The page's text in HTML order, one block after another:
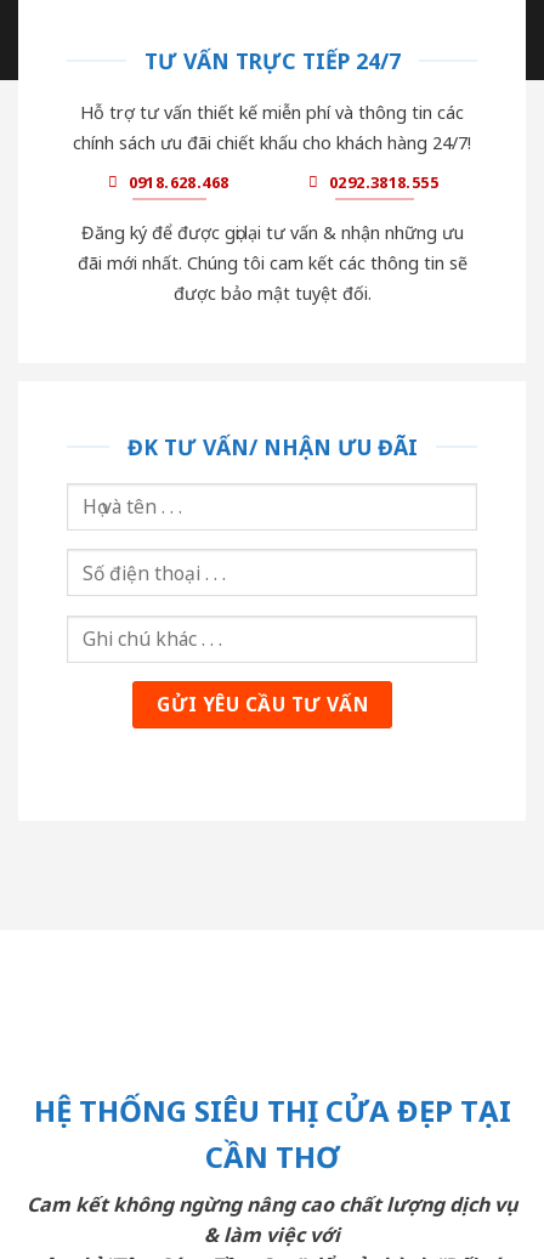
TƯ VẤN TRỰC TIẾP 24/7
Hỗ trợ tư vấn thiết kế miễn phí và thông tin các
chính sách ưu đãi chiết khấu cho khách hàng 24/7!
0918.628.468 0292.3818.555
Đăng ký để được gọi lại tư vấn & nhận những ưu
đãi mới nhất. Chúng tôi cam kết các thông tin sẽ
được bảo mật tuyệt đối.
ĐK TƯ VẤN/ NHẬN ƯU ĐÃI
HỆ THỐNG SIÊU THỊ CỬA ĐẸP TẠI
CẦN THƠ
Cam kết không ngừng nâng cao chất lượng dịch vụ
& làm việc với